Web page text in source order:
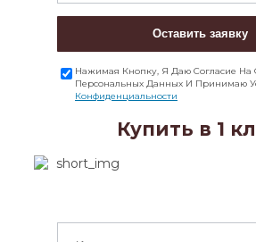
Оставить заявку
Нажимая Кнопку, Я Даю Согласие На
Персональных Данных И Принимаю
Конфиденциальности
Купить в 1